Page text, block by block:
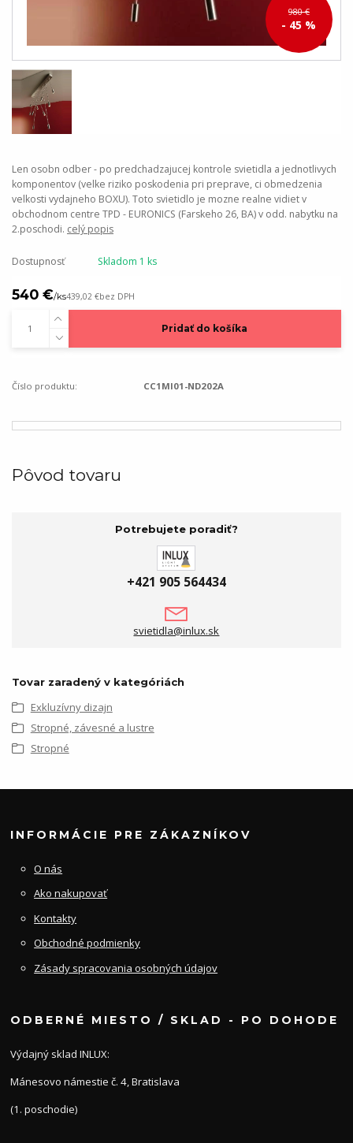
980 €
- 45 %
Len osobn odber - po predchadzajucej kontrole svietidla a jednotlivych
komponentov (velke riziko poskodenia pri preprave, ci obmedzenia
velkosti vydajneho BOXU). Toto svietidlo je mozne realne vidiet v
obchodnom centre TPD - EURONICS (Farskeho 26, BA) v odd. nabytku na
2.poschodi. celý popis
Dostupnosť Skladom 1 ks
540 €/ks439,02 €bez DPH
Pridať do košíka
Číslo produktu: CC1MI01-ND202A
Pôvod tovaru
Potrebujete poradiť?
+421 905 564434
svietidla@inlux.sk
Tovar zaradený v kategóriách
Exkluzívny dizajn
Stropné, závesné a lustre
Stropné
INFORMÁCIE PRE ZÁKAZNÍKOV
O nás
Ako nakupovať
Kontakty
Obchodné podmienky
Zásady spracovania osobných údajov
ODBERNÉ MIESTO / SKLAD - PO DOHODE
Výdajný sklad INLUX:
Mánesovo námestie č. 4, Bratislava
(1. poschodie)